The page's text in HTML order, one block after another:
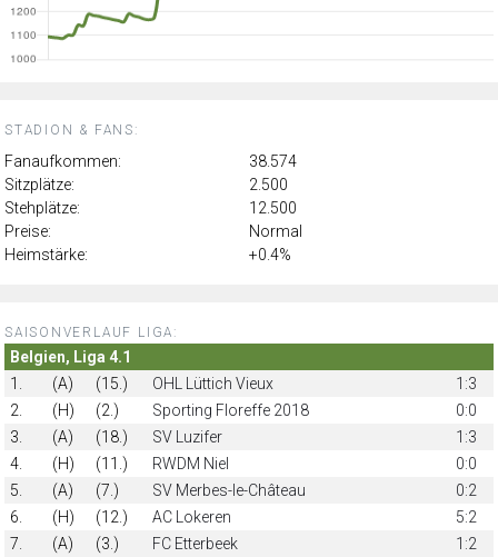
STADION & FANS:
Fanaufkommen:
38.574
Sitzplätze:
2.500
Stehplätze:
12.500
Preise:
Normal
Heimstärke:
+0.4%
SAISONVERLAUF LIGA:
Belgien, Liga 4.1
1.
(A) (15.) OHL Lüttich Vieux
1:3
2.
(H) (2.) Sporting Floreffe 2018
0:0
3.
(A) (18.) SV Luzifer
1:3
4.
(H) (11.) RWDM Niel
0:0
5.
(A) (7.) SV Merbes-le-Château
0:2
6.
(H) (12.) AC Lokeren
5:2
7.
(A) (3.) FC Etterbeek
1:2